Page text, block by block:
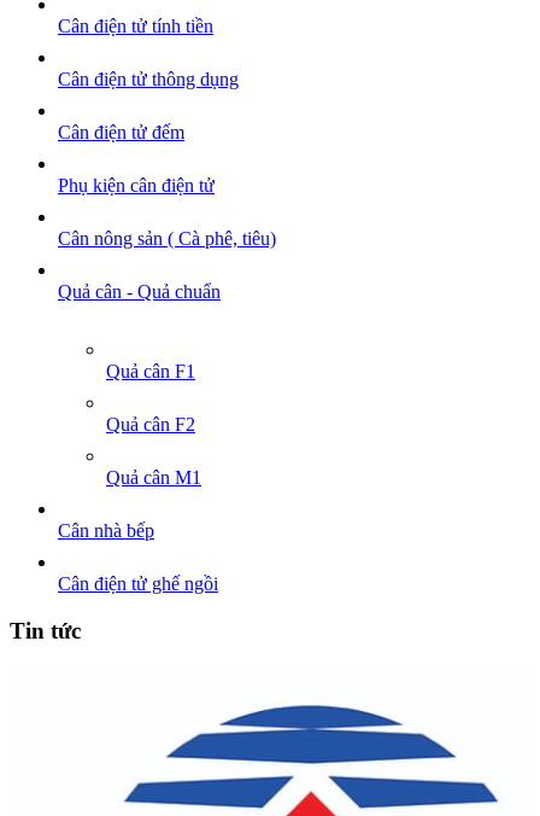
Cân điện tử tính tiền
Cân điện tử thông dụng
Cân điện tử đếm
Phụ kiện cân điện tử
Cân nông sản ( Cà phê, tiêu)
Quả cân - Quả chuẩn
Quả cân F1
Quả cân F2
Quả cân M1
Cân nhà bếp
Cân điện tử ghế ngồi
Tin tức